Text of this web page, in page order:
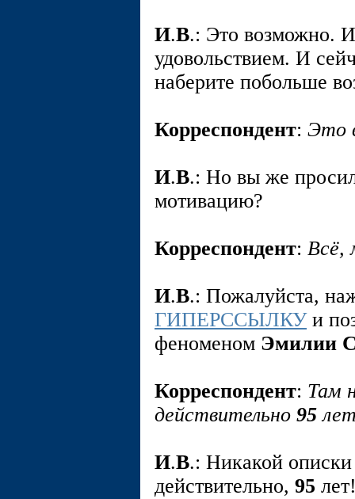
И.В.: Это возможно.
удовольствием. И
наберите побольше
Корреспондент: Это
И.В.: Но вы же
мотивацию?
Корреспондент: Всё,
И.В.: Пожалуйста,
ГИПЕРССЫЛКУи
феноменом Эмилии
Корреспондент: Там
действительно 95
И.В.: Никакой
действительно, 95